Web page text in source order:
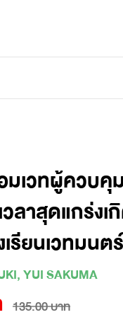
มเวทผู้ควบคุ
ลาสุดแกร่งเ
รียนเวทมนต
YUI SAKUMA
135.00 บาท